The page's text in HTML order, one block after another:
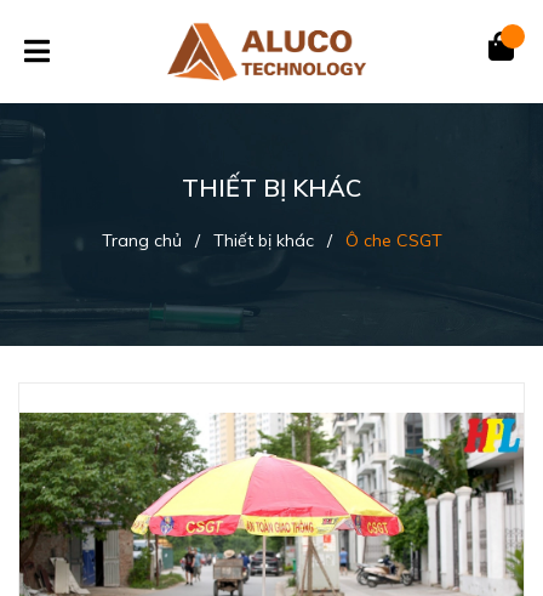
THIẾT BỊ KHÁC
Trang chủ / Thiết bị khác / Ô che CSGT